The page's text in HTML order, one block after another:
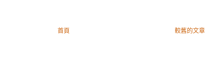
較舊的文章
首頁